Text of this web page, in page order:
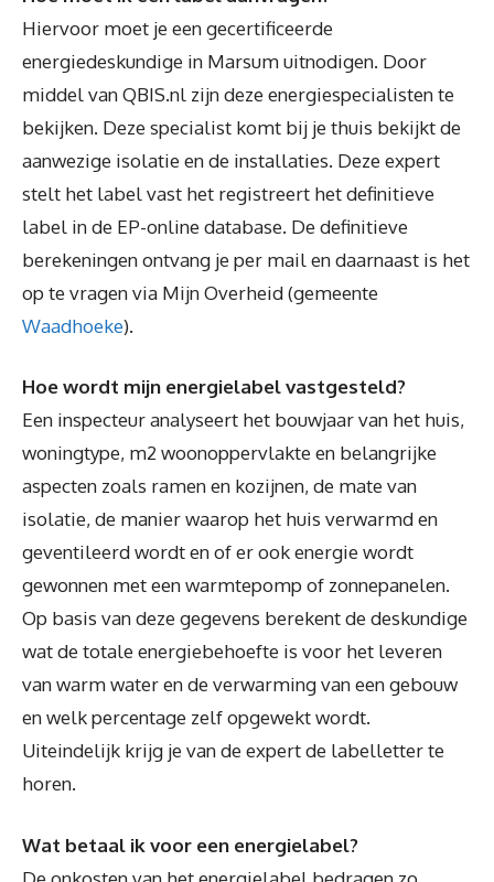
Hiervoor moet je een gecertificeerde
energiedeskundige in Marsum uitnodigen. Door
middel van QBIS.nl zijn deze energiespecialisten te
bekijken. Deze specialist komt bij je thuis bekijkt de
aanwezige isolatie en de installaties. Deze expert
stelt het label vast het registreert het definitieve
label in de EP-online database. De definitieve
berekeningen ontvang je per mail en daarnaast is het
op te vragen via Mijn Overheid (gemeente
Waadhoeke).
Hoe wordt mijn energielabel vastgesteld?
Een inspecteur analyseert het bouwjaar van het huis,
woningtype, m2 woonoppervlakte en belangrijke
aspecten zoals ramen en kozijnen, de mate van
isolatie, de manier waarop het huis verwarmd en
geventileerd wordt en of er ook energie wordt
gewonnen met een warmtepomp of zonnepanelen.
Op basis van deze gegevens berekent de deskundige
wat de totale energiebehoefte is voor het leveren
van warm water en de verwarming van een gebouw
en welk percentage zelf opgewekt wordt.
Uiteindelijk krijg je van de expert de labelletter te
horen.
Wat betaal ik voor een energielabel?